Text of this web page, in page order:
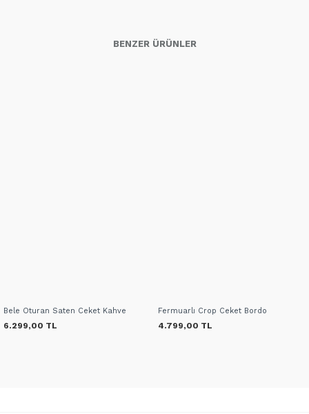
BENZER ÜRÜNLER
Bele Oturan Saten Ceket Kahve
6.299,00 TL
Fermuarlı Crop Ceket Bordo
4.799,00 TL